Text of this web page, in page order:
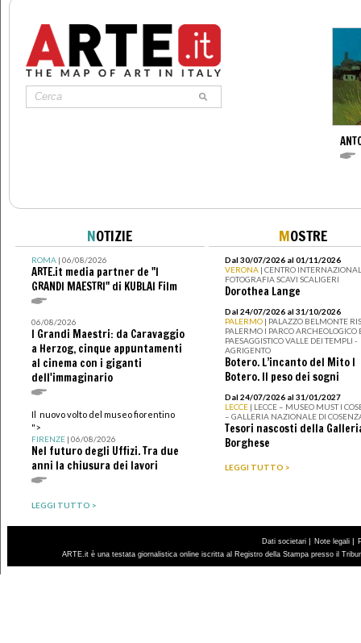
NOTIZIE
ROMA| 06/08/2026
ARTE.it media partner de "I
GRANDI MAESTRI" di KUBLAI Film
06/08/2026
I Grandi Maestri: da Caravaggio
a Herzog, cinque appuntamenti
al cinema con i giganti
dell'immaginario
Il nuovo volto del museo fiorentino
">
FIRENZE| 06/08/2026
Nel futuro degli Uffizi. Tra due
anni la chiusura dei lavori
LEGGI TUTTO >
MOSTRE
Dal 30/07/2026 al 01/11/2026
VERONA | CENTRO
FOTOGRAFIA SCAVI SCALIGERI
Dorothea Lange
Dal 24/07/2026 al 31/10/2026
PALERMO | PALAZZO BELMONTE
PALERMO I PARCO ARCHEOLOGICO
PAESAGGISTICO VALLE DEI TEMPLI -
AGRIGENTO
Botero. L’incanto del Mito I
Botero. Il peso dei sogni
Dal 24/07/2026 al 31/01/2027
LECCE | LECCE – MUSEO MUST I
– GALLERIA NAZIONALE DI
Tesori nascosti della
Borghese
LEGGI TUTTO >
Dati societari | Note legali |
ARTE.it è una testata giornalistica online iscritta al Registro della Stampa presso il